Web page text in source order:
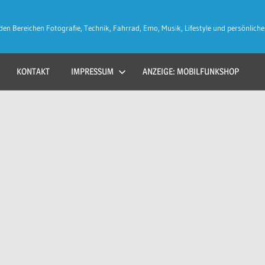
Bereichen Fotografie, Technik, Fahrrad, Emo, Musik, Lifestyle und
KONTAKT IMPRESSUM ANZEIGE: MOBILFUNKSHOP